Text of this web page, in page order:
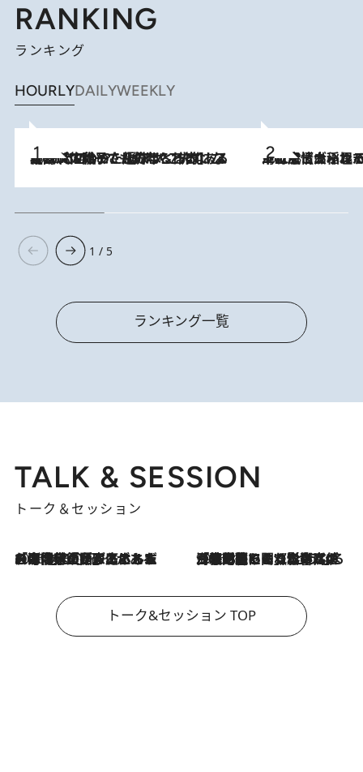
RANKING
ランキング
HOURLYDAILYWEEKLY
2026.8.5
【阿川佐和子さんの年とる力】なぜ70代で始めた趣味は“こんなに楽しい”のか？ ピアノ、俳句…スランプに陥っても続けられる“ある秘訣”とは 2026.8.5
下町風情あふれる台北屈指の人気エリア・大稲埕でセンスのいい台湾土産《ヴ
1 / 5
ランキング一覧
TALK & SESSION
トーク＆セッション
2026.8.3
「今後値上げがあるとすれば…」「リスクがあるのは今年の冬」エネルギー専門家が語る、ホルムズ海峡封鎖が家庭にもたらす“ある心配” 2026.8.3
「住宅建てられない…」「サーチャージ料の高値が続いている」ホルムズ海峡封鎖による影響はいつまで続く？《エネルギー専門家に聞く“どうなる日本の暮らし”》
トーク&セッション TOP